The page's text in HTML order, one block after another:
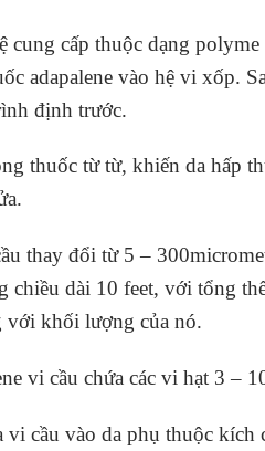
cung cấp thuộc dạng
adapalene vào hệ vi xốp.
định trước.
thuốc từ từ, khiến da hấp
thay đổi từ 5 –
chiều dài 10 feet, với tổng
với khối lượng của nó.
vi cầu chứa các vi hạt 3 –
vi cầu vào da phụ thuộc